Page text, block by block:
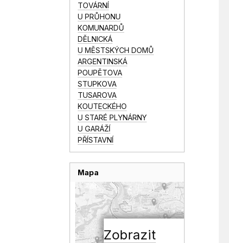
TOVÁRNÍ
U PRŮHONU
KOMUNARDŮ
DĚLNICKÁ
U MĚSTSKÝCH DOMŮ
ARGENTINSKÁ
POUPĚTOVA
STUPKOVA
TUSAROVA
KOUTECKÉHO
U STARÉ PLYNÁRNY
U GARÁŽÍ
PŘÍSTAVNÍ
Mapa
Zobrazit